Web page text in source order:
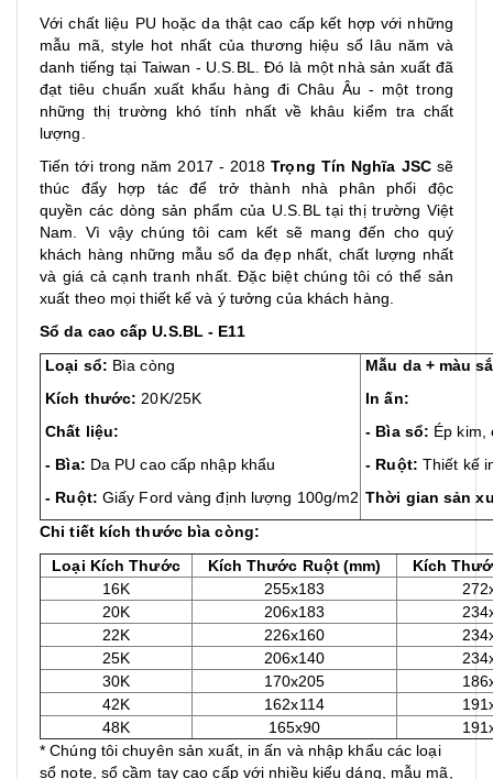
Với chất liệu PU hoặc da thật cao cấp kết hợp với những
mẫu mã, style hot nhất của thương hiệu sổ lâu năm và
danh tiếng tại Taiwan - U.S.BL. Đó là một nhà sản xuất đã
đạt tiêu chuẩn xuất khẩu hàng đi Châu Âu - một trong
những thị trường khó tính nhất về khâu kiểm tra chất
lượng.
Tiến tới trong năm 2017 - 2018Trọng Tín Nghĩa JSCsẽ
thúc đẩy hợp tác để trở thành nhà phân phối độc
quyền các dòng sản phẩm của U.S.BL tại thị trường Việt
Nam. Vì vậy chúng tôi cam kết sẽ mang đến cho quý
khách hàng những mẫu sổ da đẹp nhất, chất lượng nhất
và giá cả cạnh tranh nhất. Đặc biệt chúng tôi có thể sản
xuất theo mọi thiết kế và ý tưởng của khách hàng.
Sổ da cao cấp U.S.BL - E11
Loại sổ: Bìa còng
Kích thước: 20K/25K
Chất liệu:
- Bìa: Da PU cao cấp nhập khẩu
- Ruột: Giấy Ford vàng định lượng 100g/m2
Mẫu da + màu
In ấn:
- Bìa sổ: Ép kim,
- Ruột: Thiết kế
Thời gian sản
Chi tiết kích thước bìa còng:
Loại Kích Thước
Kích Thước Ruột (mm)
Kích
16K
255x183
20K
206x183
22K
226x160
25K
206x140
30K
170x205
42K
162x114
48K
165x90
* Chúng tôi chuyên sản xuất, in ấn và nhập khẩu các loại
sổ note, sổ cầm tay cao cấp với nhiều kiểu dáng, mẫu mã,